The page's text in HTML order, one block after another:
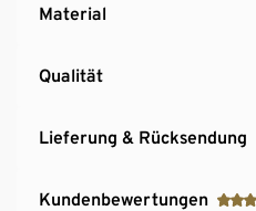
Material
Qualität
Lieferung & Rücksendung
Kundenbewertungen